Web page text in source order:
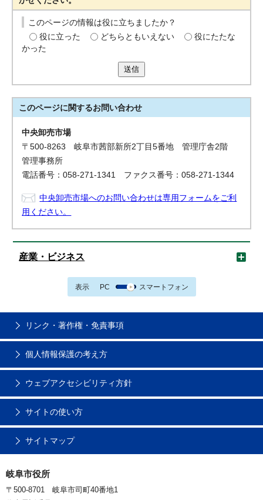
このページの情報は役に立ちましたか？
役に立った
どちらともいえない
役にたたな
かった
送信
このページに関するお問い合わせ
中央卸売市場
〒500-8263 岐阜市茜部新所2丁目5番地 管理庁舎2階
管理事務所
電話番号：058-271-1341 ファクス番号：058-271-1344
中央卸売市場へのお問い合わせは専用フォームをご利
用ください。
産業・ビジネス
表示 PC スマートフォン
リンク・著作権・免責事項
個人情報保護の考え方
ウェブアクセシビリティ方針
サイトの使い方
サイトマップ
岐阜市役所
〒500-8701 岐阜市司町40番地1